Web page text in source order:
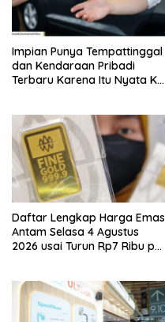
Impian Punya Tempattinggal
dan Kendaraan Pribadi
Terbaru Karena Itu Nyata Ke
Daftar Lengkap Harga Emas
Antam Selasa 4 Agustus
2026 usai Turun Rp7 Ribu per